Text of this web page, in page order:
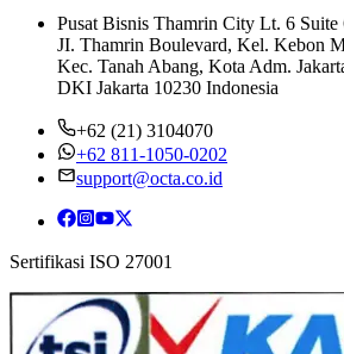
Pusat Bisnis Thamrin City Lt. 6 Suite
JI. Thamrin Boulevard, Kel. Kebon
Kec. Tanah Abang, Kota Adm.
DKI Jakarta 10230 Indonesia
+62 (21) 3104070
+62 811-1050-0202
support@octa.co.id
Sertifikasi ISO 27001